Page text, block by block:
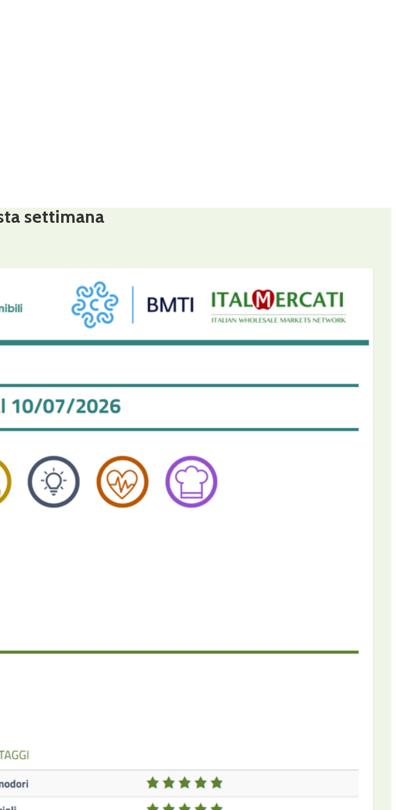
settimana